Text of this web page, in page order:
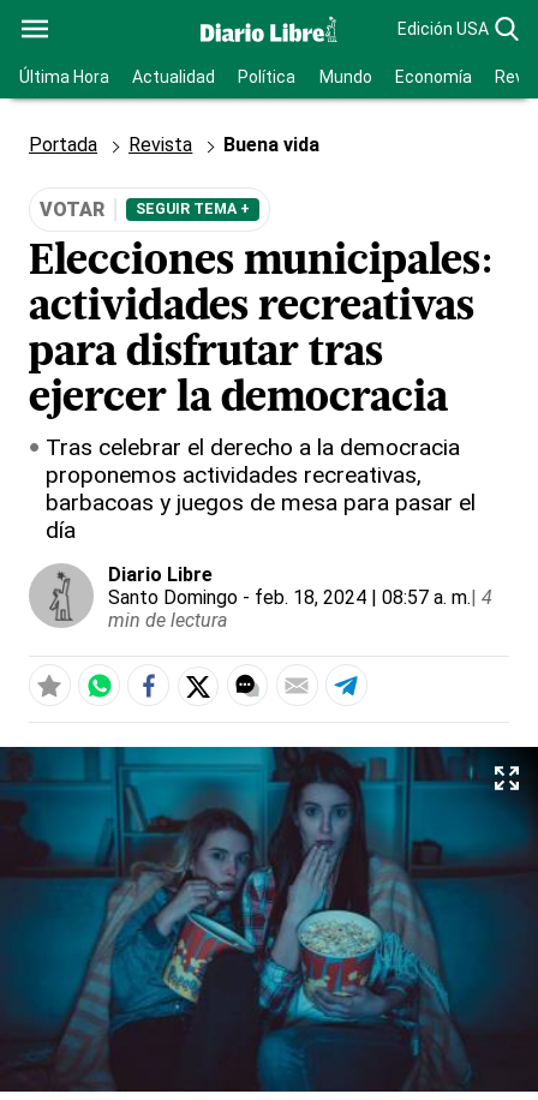
Edición USA
Última Hora Actualidad Política Mundo Economía
Portada Revista Buena vida
VOTAR SEGUIR TEMA +
Elecciones municipales:
actividades recreativas
para disfrutar tras
ejercer la democracia
Tras celebrar el derecho a la democracia
proponemos actividades recreativas,
barbacoas y juegos de mesa para pasar el
día
Diario Libre
Santo Domingo - feb. 18, 2024 | 08:57 a. m.| 4
min de lectura